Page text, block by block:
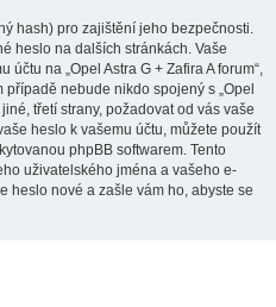
hash) pro zajištění jeho bezpečnosti.
heslo na dalších stránkách. Vaše
na „Opel Astra G + Zafira A forum“,
nebude nikdo spojený s „Opel
třetí strany, požadovat od vás vaše
heslo k vašemu účtu, můžete použít
phpBB softwarem. Tento
uživatelského jména a vašeho e-
heslo nové a zašle vám ho, abyste se